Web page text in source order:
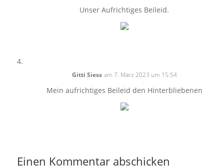
Unser Aufrichtiges Beileid.
Gitti Siess am 7. März 2023 um 15:54
Mein aufrichtiges Beileid den Hinterbliebenen
Einen Kommentar abschicken